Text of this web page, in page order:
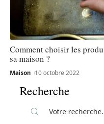
Comment choisir les
sa maison ?
Maison 10 octobre 2022
Recherche